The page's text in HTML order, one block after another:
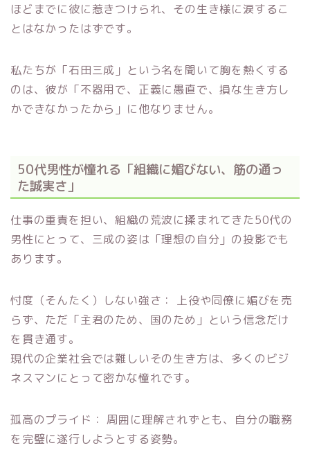
ほどまでに彼に惹きつけられ、その生き様に涙するこ
とはなかったはずです。
私たちが「石田三成」という名を聞いて胸を熱くする
のは、彼が「不器用で、正義に愚直で、損な生き方し
かできなかったから」に他なりません。
50代男性が憧れる「組織に媚びない、筋の通っ
た誠実さ」
仕事の重責を担い、組織の荒波に揉まれてきた50代の
男性にとって、三成の姿は「理想の自分」の投影でも
あります。
忖度（そんたく）しない強さ： 上役や同僚に媚びを売
らず、ただ「主君のため、国のため」という信念だけ
を貫き通す。
現代の企業社会では難しいその生き方は、多くのビジ
ネスマンにとって密かな憧れです。
孤高のプライド： 周囲に理解されずとも、自分の職務
を完璧に遂行しようとする姿勢。